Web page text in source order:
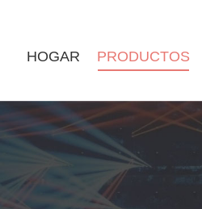
HOGAR PRODUCTOS